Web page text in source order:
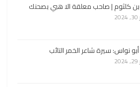
كلثوم | صاحب معلقة الا هبي بصحنك
نواس: سيرة شاعر الخمر التائب